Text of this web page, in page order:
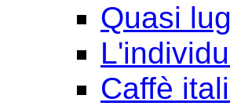
Quasi
Caffè